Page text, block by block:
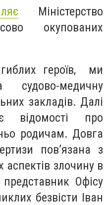
Міністерство
окупованих
героїв, ми
медичну
закладів. Далі
відомості про
родичам. Довга
пов’язана з
аспектів злочину в
Офісу
безвісти Іван